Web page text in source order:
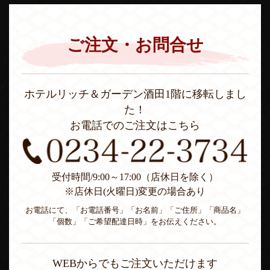
ご注文・お問合せ
ホテルリッチ＆ガーデン酒田1階に移転しまし
た！
お電話でのご注文はこちら
受付時間/9:00～17:00（店休日を除く）
※店休日(火曜日)変更の場合あり
お電話にて、「お電話番号」「お名前」「ご住所」「商品名」
「個数」「ご希望配達日時」をお伝えください。
WEBからでもご注文いただけます